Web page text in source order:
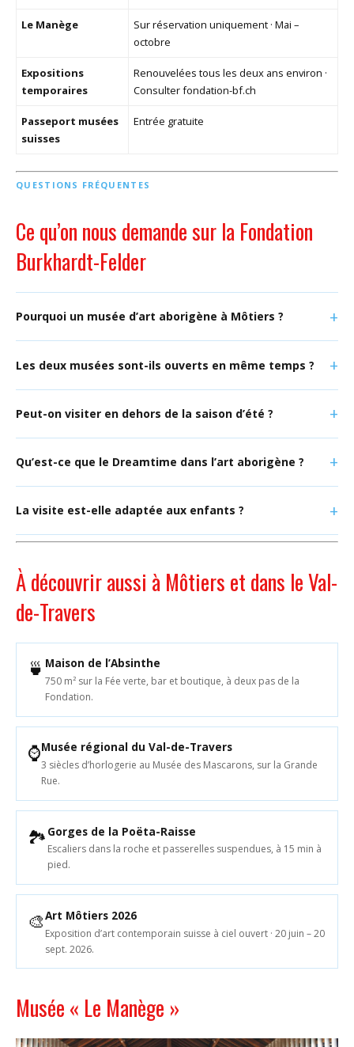
Le Manège
Sur réservation uniquement · Mai –
octobre
Expositions
temporaires
Renouvelées tous les deux ans environ ·
Consulter fondation-bf.ch
Passeport musées
suisses
Entrée gratuite
QUESTIONS FRÉQUENTES
Ce qu’on nous demande sur la Fondation
Burkhardt-Felder
Pourquoi un musée d’art aborigène à Môtiers ?
Les deux musées sont-ils ouverts en même temps ?
Peut-on visiter en dehors de la saison d’été ?
Qu’est-ce que le Dreamtime dans l’art aborigène ?
La visite est-elle adaptée aux enfants ?
À découvrir aussi à Môtiers et dans le Val-
de-Travers
🍵 Maison de l’Absinthe
750 m² sur la Fée verte, bar et boutique, à deux pas de la
Fondation.
⌚Musée régional du Val-de-Travers
3 siècles d’horlogerie au Musée des Mascarons, sur la Grande
Rue.
🏞 Gorges de la Poëta-Raisse
Escaliers dans la roche et passerelles suspendues, à 15 min à
pied.
🎨Art Môtiers 2026
Exposition d’art contemporain suisse à ciel ouvert · 20 juin – 20
sept. 2026.
Musée « Le Manège »